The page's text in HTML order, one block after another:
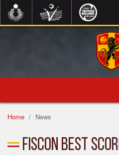
Home
News
Fiscon best